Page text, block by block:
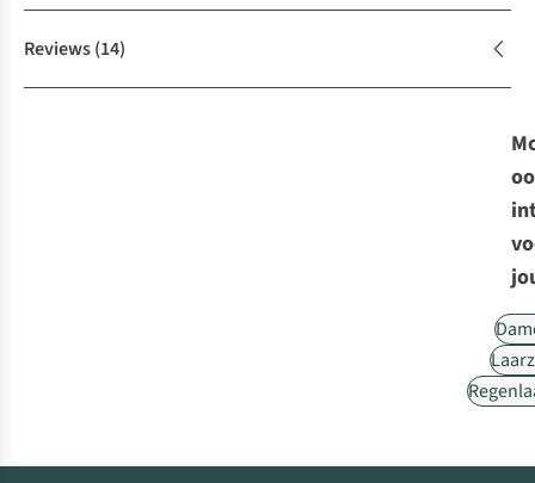
Reviews(14)